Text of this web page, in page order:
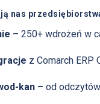
nas
– 250+ wdrożeń w
z Comarch ERP
kan – od